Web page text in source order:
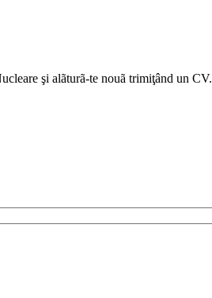
şi alãturã-te nouã trimiţând un CV.